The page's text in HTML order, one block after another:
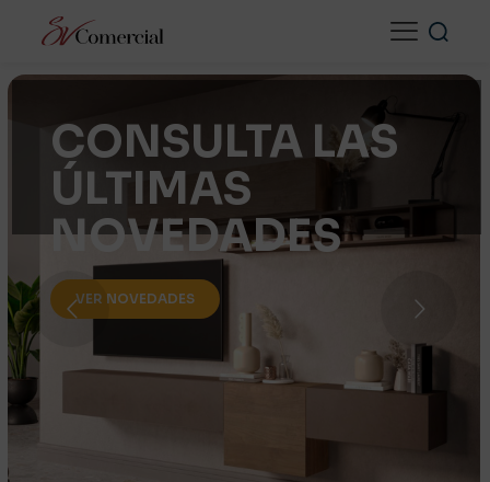
CONSULTA LAS
ÚLTIMAS
NOVEDADES
VER NOVEDADES